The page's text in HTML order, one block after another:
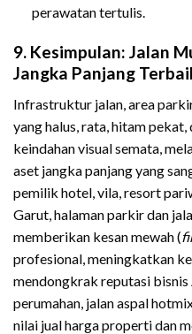
perawatan tertulis.
9. Kesimpulan: Jalan
Jangka Panjang
Infrastruktur jalan, area
yang halus, rata, hitam
keindahan visual semata,
aset jangka panjang yang
pemilik hotel, vila, resort
Garut, halaman parkir dan
memberikan kesan mewah (
profesional, meningkatkan
mendongkrak reputasi bisnis
perumahan, jalan aspal
nilai jual harga properti dan